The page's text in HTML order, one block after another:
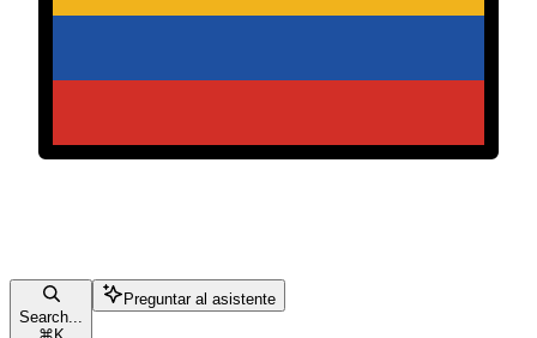
Search...
Preguntar al asistente